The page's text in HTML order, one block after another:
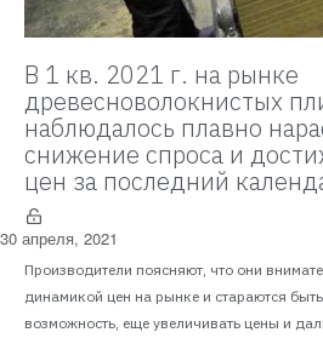
В 1 кв. 2021 г. на рынке
древесноволокнистых
наблюдалось плавно
снижение спроса и
цен за последний
30 апреля, 2021
Производители поясняют, что они
динамикой цен на рынке и стараются
возможность, еще увеличивать цены и